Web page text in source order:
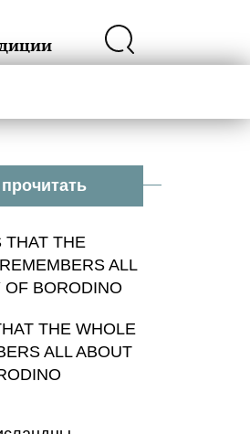
THE WHOLE
ALL ABOUT